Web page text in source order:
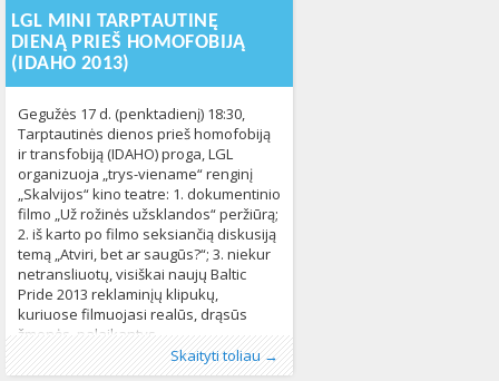
27T15:29:37+00:00
LGL MINI TARPTAUTINĘ
DIENĄ PRIEŠ HOMOFOBIJĄ
(IDAHO 2013)
Gegužės 17 d. (penktadienį) 18:30,
Tarptautinės dienos prieš homofobiją
ir transfobiją (IDAHO) proga, LGL
organizuoja „trys-viename“ renginį
„Skalvijos“ kino teatre: 1. dokumentinio
filmo „Už rožinės užsklandos“ peržiūrą;
2. iš karto po filmo seksiančią diskusiją
temą „Atviri, bet ar saugūs?“; 3. niekur
netransliuotų, visiškai naujų Baltic
Pride 2013 reklaminįų klipukų,
kuriuose filmuojasi realūs, drąsūs
žmonės, palaikantys
Skaityti toliau →
Publikavo:Aliona, LGL
Kategorijos:LGL,Lietuvoje,Naujienos325
Žymos:diskriminacija,idaho,LGL,
renginys433